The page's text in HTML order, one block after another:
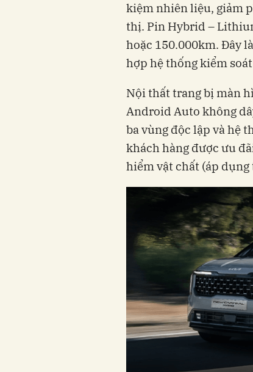
kiệm nhiên liệu, giảm
thị. Pin Hybrid –
hoặc 150.000km. Đây
hợp hệ thống kiểm
Nội thất trang bị màn
Android Auto không
ba vùng độc lập và hệ
khách hàng được ưu
hiểm vật chất (áp